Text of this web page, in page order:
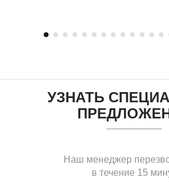
УЗНАТЬ
Наш менеджер
в течение 15